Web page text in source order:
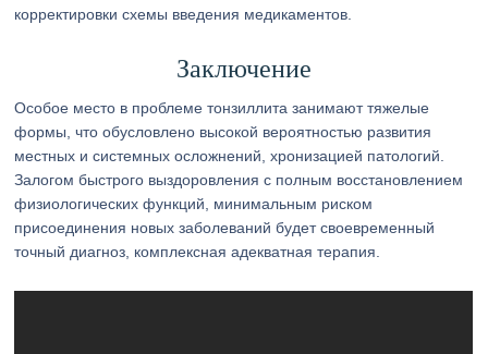
корректировки схемы введения медикаментов.
Заключение
Особое место в проблеме тонзиллита занимают тяжелые
формы, что обусловлено высокой вероятностью развития
местных и системных осложнений, хронизацией патологий.
Залогом быстрого выздоровления с полным восстановлением
физиологических функций, минимальным риском
присоединения новых заболеваний будет своевременный
точный диагноз, комплексная адекватная терапия.